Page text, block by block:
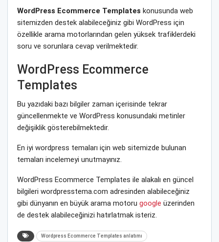
WordPress Ecommerce Templates konusunda web
sitemizden destek alabileceğiniz gibi WordPress için
özellikle arama motorlarından gelen yüksek trafiklerdeki
soru ve sorunlara cevap verilmektedir.
WordPress Ecommerce
Templates
Bu yazıdaki bazı bilgiler zaman içerisinde tekrar
güncellenmekte ve WordPress konusundaki metinler
değişiklik gösterebilmektedir.
En iyi wordpress temaları için web sitemizde bulunan
temaları incelemeyi unutmayınız.
WordPress Ecommerce Templates ile alakalı en güncel
bilgileri wordpresstema.com adresinden alabileceğiniz
gibi dünyanın en büyük arama motoru google üzerinden
de destek alabileceğinizi hatırlatmak isteriz.
Wordpress Ecommerce Templates anlatımı